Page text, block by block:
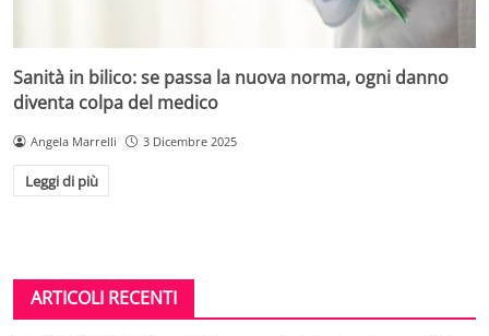
Sanità in bilico: se passa la nuova norma, ogni danno
diventa colpa del medico
Angela Marrelli 3 Dicembre 2025
Leggi di più
ARTICOLI RECENTI